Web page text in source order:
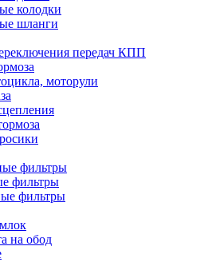
колодки
шланги
передач КПП
моторули
фильтры
фильтры
фильтры
на обод